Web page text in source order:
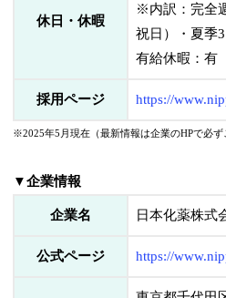
休日・休暇
※内訳：完全
祝日）・夏季
有給休暇：有
採用ページ https://
※2025年5月現在（最新情報は企業のHPで必ず
▼企業情報
企業名 日本化薬株式
公式ページ https://